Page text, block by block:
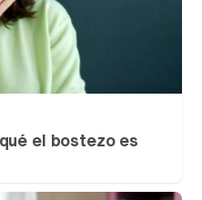
el bostezo es